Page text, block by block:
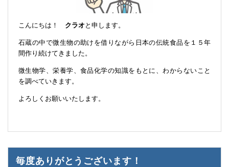
こんにちは！ クラオ と申します。
石蔵の中で微生物の助けを借りながら日本の伝統食品を１５年
間作り続けてきました。
微生物学、栄養学、食品化学の知識をもとに、わからないこと
を調べていきます。
よろしくお願いいたします。
毎度ありがとうございます！